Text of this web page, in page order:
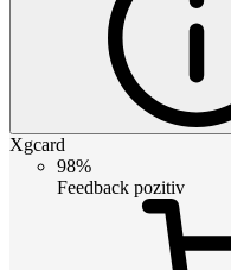
Xgcard
98%
Feedback pozitiv